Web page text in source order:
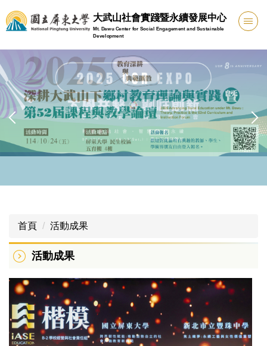
跳
到
要
容
區
大武山社會實踐暨永續發展中心
Mt. Dawu Center for Social Engagement and Sustainable
Development
首頁 活動成果
活動成果